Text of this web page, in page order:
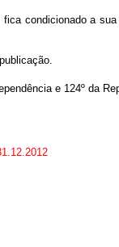
condicionado a
e 124º da